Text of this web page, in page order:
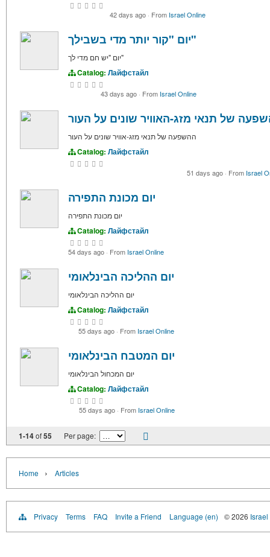
42 days ago · From Israel Online
יום "קור יותר מדי בשבילך"
יום "יש חם מדי לך"
Catalog: Лайфстайл
43 days ago · From Israel Online
של תנאי מזג-האוויר שונים על העור
ההשפעה של תנאי מזג-אוויר שונים על העור
Catalog: Лайфстайл
51 days ago · From Israel
יום מכונת התפירה
יום מכונת התפירה
Catalog: Лайфстайл
54 days ago · From Israel Online
יום ההליכה הבינלאומי
יום ההליכה הבינלאומי
Catalog: Лайфстайл
55 days ago · From Israel Online
יום המטבח הבינלאומי
יום המכחול הבינלאומי
Catalog: Лайфстайл
55 days ago · From Israel Online
1-14of55 Per page:
Home › Articles
Privacy Terms FAQ Invite a Friend Language (en) © 2026